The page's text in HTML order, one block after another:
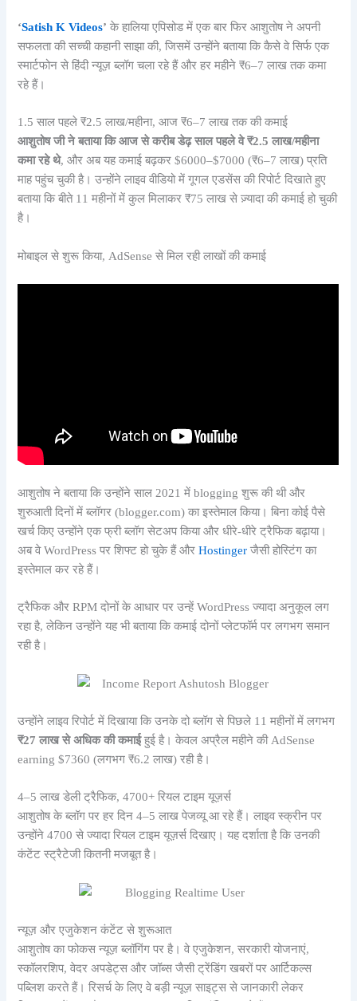
‘Satish K Videos’ के हालिया एपिसोड में एक बार फिर आशुतोष ने अपनी
सफलता की सच्ची कहानी साझा की, जिसमें उन्होंने बताया कि कैसे वे सिर्फ एक
स्मार्टफोन से हिंदी न्यूज़ ब्लॉग चला रहे हैं और हर महीने ₹6–7 लाख तक कमा
रहे हैं।
1.5 साल पहले ₹2.5 लाख/महीना, आज ₹6–7 लाख तक की कमाई
आशुतोष जी ने बताया कि आज से करीब डेढ़ साल पहले वे ₹2.5 लाख/महीना
कमा रहे थे, और अब यह कमाई बढ़कर $6000–$7000 (₹6–7 लाख) प्रति
माह पहुंच चुकी है। उन्होंने लाइव वीडियो में गूगल एडसेंस की रिपोर्ट दिखाते हुए
बताया कि बीते 11 महीनों में कुल मिलाकर ₹75 लाख से ज़्यादा की कमाई हो चुकी
है।
मोबाइल से शुरू किया, AdSense से मिल रही लाखों की कमाई
आशुतोष ने बताया कि उन्होंने साल 2021 में blogging शुरू की थी और
शुरुआती दिनों में ब्लॉगर (blogger.com) का इस्तेमाल किया। बिना कोई पैसे
खर्च किए उन्होंने एक फ्री ब्लॉग सेटअप किया और धीरे-धीरे ट्रैफिक बढ़ाया।
अब वे WordPress पर शिफ्ट हो चुके हैं औरHostinger जैसी होस्टिंग का
इस्तेमाल कर रहे हैं।
ट्रैफिक और RPM दोनों के आधार पर उन्हें WordPress ज्यादा अनुकूल लग
रहा है, लेकिन उन्होंने यह भी बताया कि कमाई दोनों प्लेटफॉर्म पर लगभग समान
रही है।
उन्होंने लाइव रिपोर्ट में दिखाया कि उनके दो ब्लॉग से पिछले 11 महीनों में लगभग
₹27 लाख से अधिक की कमाईहुई है। केवल अप्रैल महीने की AdSense
earning $7360 (लगभग ₹6.2 लाख) रही है।
4–5 लाख डेली ट्रैफिक, 4700+ रियल टाइम यूज़र्स
आशुतोष के ब्लॉग पर हर दिन 4–5 लाख पेजव्यू आ रहे हैं। लाइव स्क्रीन पर
उन्होंने 4700 से ज्यादा रियल टाइम यूज़र्स दिखाए। यह दर्शाता है कि उनकी
कंटेंट स्ट्रैटेजी कितनी मजबूत है।
न्यूज़ और एजुकेशन कंटेंट से शुरूआत
आशुतोष का फोकस न्यूज़ ब्लॉगिंग पर है। वे एजुकेशन, सरकारी योजनाएं,
स्कॉलरशिप, वेदर अपडेट्स और जॉब्स जैसी ट्रेंडिंग खबरों पर आर्टिकल्स
पब्लिश करते हैं। रिसर्च के लिए वे बड़ी न्यूज़ साइट्स से जानकारी लेकर